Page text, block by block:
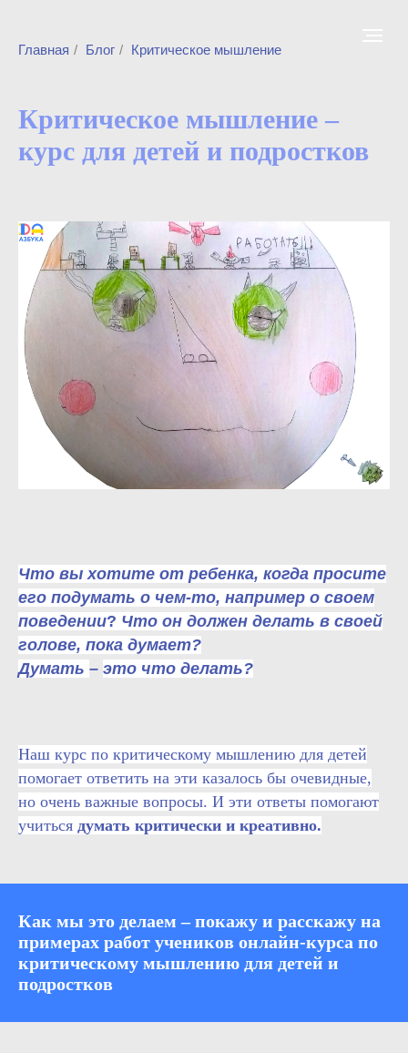
Главная / Блог / Критическое мышление
Критическое мышление –
курс для детей и подростков
Что вы хотите от ребенка, когда просите
его подумать о чем-то, например о своем
поведении? Что он должен делать в своей
голове, пока думает?
Думать – это что делать?
Наш курс по критическому мышлению для детей
помогает ответить на эти казалось бы очевидные,
но очень важные вопросы. И эти ответы помогают
учиться думать критически и креативно.
Как мы это делаем – покажу и расскажу на
примерах работ учеников онлайн-курса по
критическому мышлению для детей и
подростков